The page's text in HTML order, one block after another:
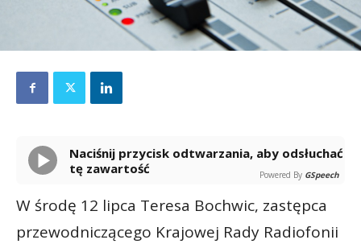
Naciśnij przycisk odtwarzania, aby odsłuchać
tę zawartość
Powered By GSpeech
W środę 12 lipca Teresa Bochwic, zastępca
przewodniczącego Krajowej Rady Radiofonii